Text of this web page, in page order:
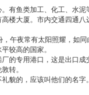
鱼类加工、化工、水泥
楼大厦。市内交通四通
夜常有太阳照耀，如
较高的国家。
专用港口，这是出口成
转。
的，应该叫他们的名字